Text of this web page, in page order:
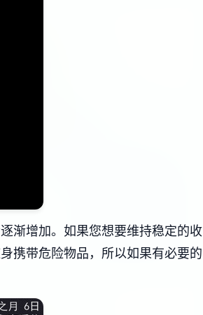
渐增加。如果您想要维持稳定的收
携带危险物品，所以如果有必要的